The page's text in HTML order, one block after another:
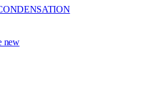
new